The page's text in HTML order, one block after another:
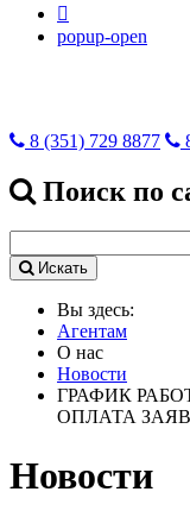

popup-open
8 (351) 729 8877
Поиск по
Искать
Вы здесь:
Агентам
О нас
Новости
ГРАФИК
ОПЛАТА
Новости